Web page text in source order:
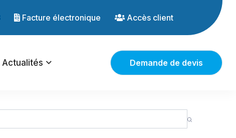
Facture électronique Accès client
Actualités Demande de devis